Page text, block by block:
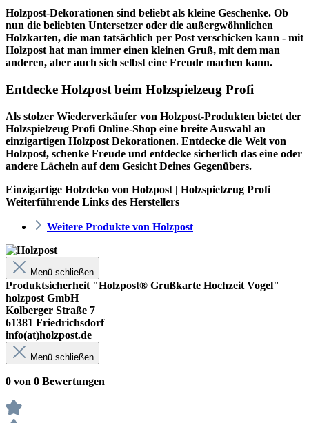
Holzpost-Dekorationen sind beliebt als kleine Geschenke. Ob
nun die beliebten Untersetzer oder die außergwöhnlichen
Holzkarten, die man tatsächlich per Post verschicken kann - mit
Holzpost hat man immer einen kleinen Gruß, mit dem man
anderen, aber auch sich selbst eine Freude machen kann.
Entdecke Holzpost beim Holzspielzeug Profi
Als stolzer Wiederverkäufer von Holzpost-Produkten bietet der
Holzspielzeug Profi Online-Shop eine breite Auswahl an
einzigartigen Holzpost Dekorationen. Entdecke die Welt von
Holzpost, schenke Freude und entdecke sicherlich das eine oder
andere Lächeln auf dem Gesicht Deines Gegenübers.
Einzigartige Holzdeko von Holzpost | Holzspielzeug Profi
Weiterführende Links des Herstellers
Weitere Produkte von Holzpost
Menü schließen
Produktsicherheit "Holzpost® Grußkarte Hochzeit Vogel"
holzpost GmbH
Kolberger Straße 7
61381 Friedrichsdorf
info(at)holzpost.de
Menü schließen
0 von 0 Bewertungen